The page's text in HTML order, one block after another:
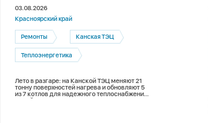
03.08.2026
Красноярский край
Ремонты Канская ТЭЦ
Теплоэнергетика
Лето в разгаре: на Канской ТЭЦ меняют 21
тонну поверхностей нагрева и обновляют 5
из 7 котлов для надежного теплоснабжения
зимой